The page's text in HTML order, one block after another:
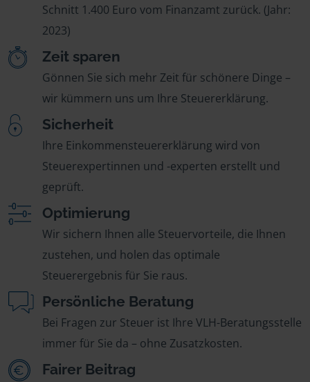
Schnitt 1.400 Euro vom Finanzamt zurück. (Jahr:
2023)
Zeit sparen
Gönnen Sie sich mehr Zeit für schönere Dinge –
wir kümmern uns um Ihre Steuererklärung.
Sicherheit
Ihre Einkommensteuererklärung wird von
Steuerexpertinnen und -experten erstellt und
geprüft.
Optimierung
Wir sichern Ihnen alle Steuervorteile, die Ihnen
zustehen, und holen das optimale
Steuerergebnis für Sie raus.
Persönliche Beratung
Bei Fragen zur Steuer ist Ihre VLH-Beratungsstelle
immer für Sie da – ohne Zusatzkosten.
Fairer Beitrag